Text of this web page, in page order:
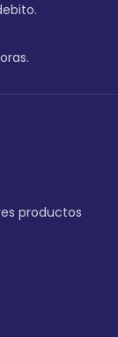
productos